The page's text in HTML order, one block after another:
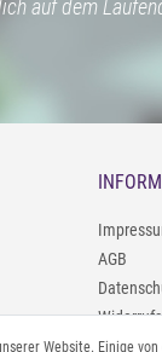
auf dem
AGB
Zahlung
Website. Einige